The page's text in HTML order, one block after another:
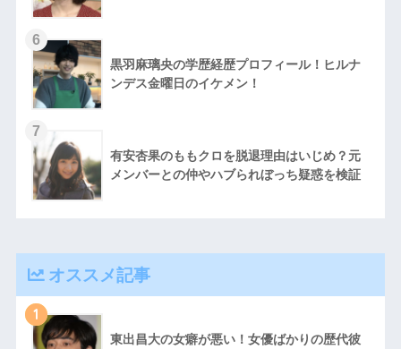
黒羽麻璃央の学歴経歴プロフィール！ヒルナ
ンデス金曜日のイケメン！
有安杏果のももクロを脱退理由はいじめ？元
メンバーとの仲やハブられぼっち疑惑を検証
オススメ記事
1
東出昌大の女癖が悪い！女優ばかりの歴代彼